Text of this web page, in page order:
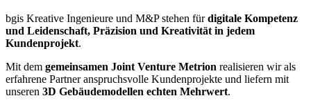
bgis Kreative Ingenieure und M&P stehen fürdigitale Kompetenz
und Leidenschaft, Präzision und Kreativität in jedem
Kundenprojekt.
Mit dem gemeinsamen Joint Venture Metrion realisieren wir als
erfahrene Partner anspruchsvolle Kundenprojekte und liefern mit
unseren 3D Gebäudemodellen echten Mehrwert.